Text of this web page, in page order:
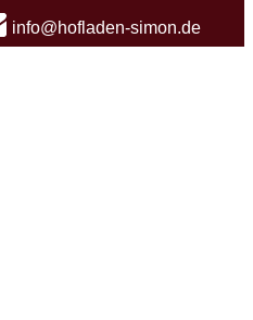
info@hofladen-simon.de